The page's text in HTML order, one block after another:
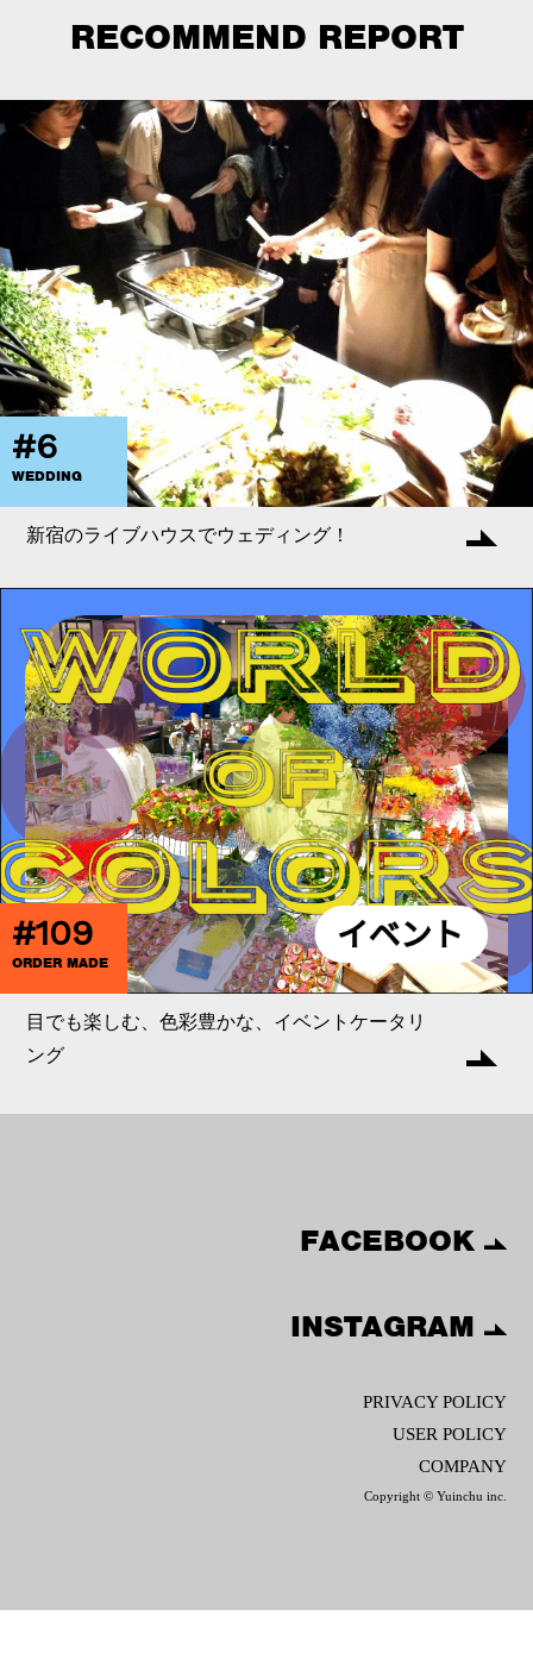
RECOMMEND REPORT
#6
WEDDING
新宿のライブハウスでウェディング！
#109
ORDER MADE
目でも楽しむ、色彩豊かな、イベントケータリ
ング
FACEBOOK
INSTAGRAM
PRIVACY POLICY
USER POLICY
COMPANY
Copyright © Yuinchu inc.